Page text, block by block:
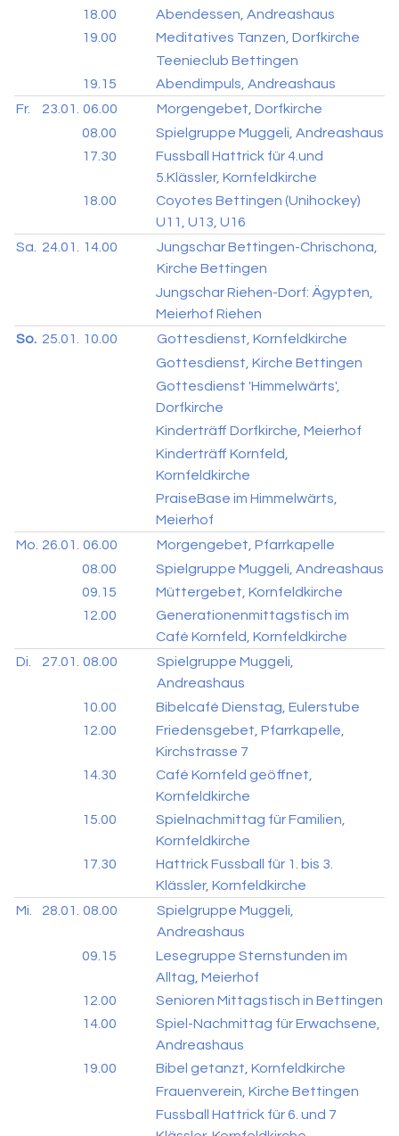
18.00
Abendessen, Andreashaus
19.00
Meditatives Tanzen, Dorfkirche
Teenieclub Bettingen
19.15
Abendimpuls, Andreashaus
Fr.
23.01. 06.00
Morgengebet, Dorfkirche
08.00
Spielgruppe Muggeli, Andreashaus
17.30
Fussball Hattrick für 4.und
5.Klässler, Kornfeldkirche
18.00
Coyotes Bettingen (Unihockey)
U11, U13, U16
Sa.
24.01. 14.00
Jungschar Bettingen-Chrischona,
Kirche Bettingen
Jungschar Riehen-Dorf: Ägypten,
Meierhof Riehen
So. 25.01. 10.00
Gottesdienst, Kornfeldkirche
Gottesdienst, Kirche Bettingen
Gottesdienst 'Himmelwärts',
Dorfkirche
Kinderträff Dorfkirche, Meierhof
Kinderträff Kornfeld,
Kornfeldkirche
PraiseBase im Himmelwärts,
Meierhof
Mo. 26.01. 06.00
Morgengebet, Pfarrkapelle
08.00
Spielgruppe Muggeli, Andreashaus
09.15
Müttergebet, Kornfeldkirche
12.00
Generationenmittagstisch im
Café Kornfeld, Kornfeldkirche
Di.
27.01. 08.00
Spielgruppe Muggeli,
Andreashaus
10.00
Bibelcafé Dienstag, Eulerstube
12.00
Friedensgebet, Pfarrkapelle,
Kirchstrasse 7
14.30
Café Kornfeld geöffnet,
Kornfeldkirche
15.00
Spielnachmittag für Familien,
Kornfeldkirche
17.30
Hattrick Fussball für 1. bis 3.
Klässler, Kornfeldkirche
Mi.
28.01. 08.00
Spielgruppe Muggeli,
Andreashaus
09.15
Lesegruppe Sternstunden im
Alltag, Meierhof
12.00
Senioren Mittagstisch in Bettingen
14.00
Spiel-Nachmittag für Erwachsene,
Andreashaus
19.00
Bibel getanzt, Kornfeldkirche
Frauenverein, Kirche Bettingen
Fussball Hattrick für 6. und 7